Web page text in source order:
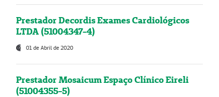
Prestador Decordis Exames Cardiológicos
LTDA (51004347-4)
01 de Abril de 2020
Prestador Mosaicum Espaço Clínico Eireli
(51004355-5)